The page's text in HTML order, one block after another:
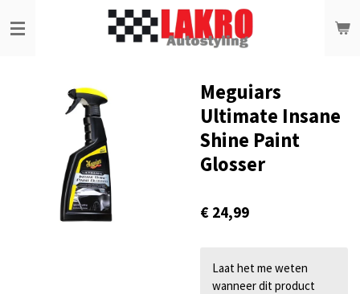
direct
hoofdinhoud
Meguiars
Ultimate Insane
Shine Paint
Glosser
€ 24,99
Laat het me weten
wanneer dit product